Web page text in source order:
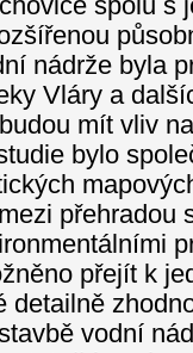
spolu s
nádrže byla
Vláry a
mít vliv
bylo
přehradou
přejít k
detailně
vodní